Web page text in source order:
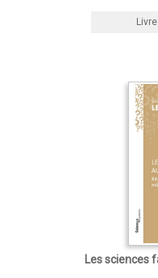
Les sciences